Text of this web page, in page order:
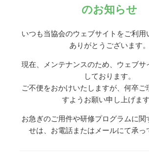
のお知らせ
いつも当協会のウェブサイトをご利用
ありがとうございます。
現在、メンテナンスのため、ウェブサ
しております。
ご不便をおかけいたしますが、何卒ご
すようお願い申し上げます
お急ぎのご用件や研修プログラムに関
せは、お電話またはメールにて承っ